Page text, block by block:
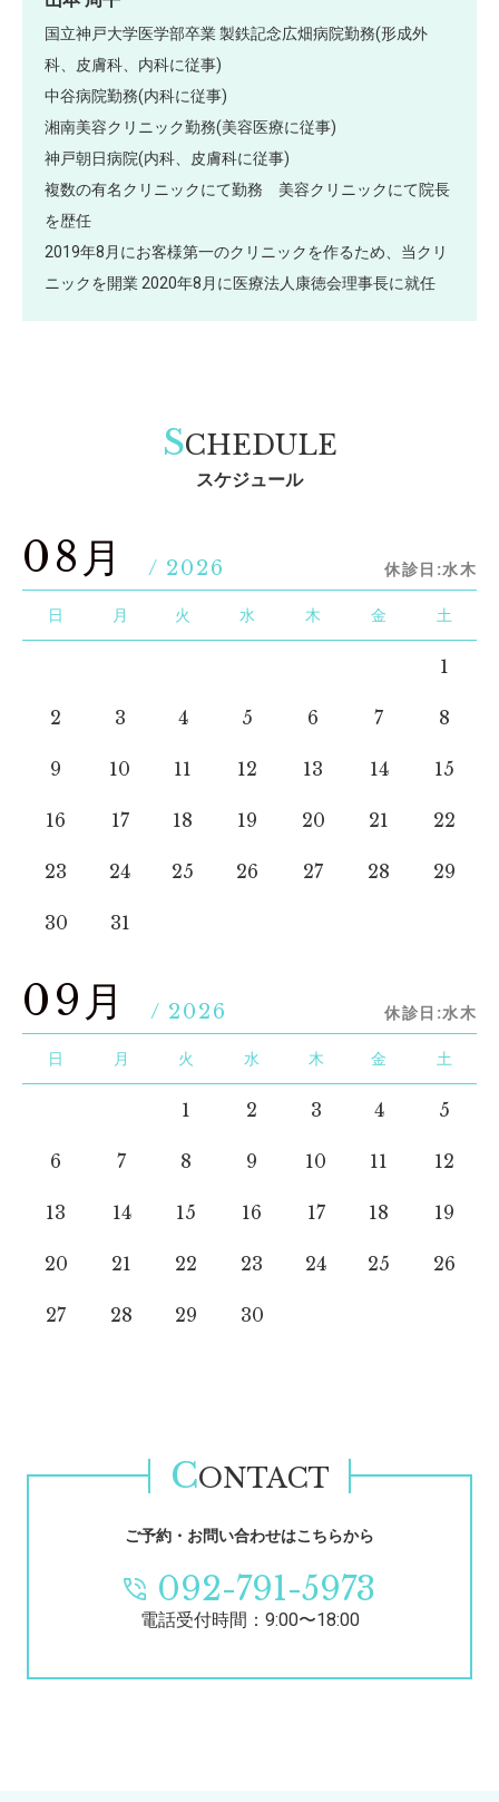
国立神戸大学医学部卒業 製鉄記念広畑病院勤務(形成外
科、皮膚科、内科に従事)
中谷病院勤務(内科に従事)
湘南美容クリニック勤務(美容医療に従事)
神戸朝日病院(内科、皮膚科に従事)
複数の有名クリニックにて勤務 美容クリニックにて院長
を歴任
2019年8月にお客様第一のクリニックを作るため、当クリ
ニックを開業 2020年8月に医療法人康徳会理事長に就任
SCHEDULE
スケジュール
08月 / 2026 休診日:水木
日 月 火 水 木 金 土
1
2 3 4 5 6 7 8
9 10 11 12 13 14 15
16 17 18 19 20 21 22
23 24 25 26 27 28 29
30 31
09月 / 2026 休診日:水木
日 月 火 水 木 金 土
1 2 3 4 5
6 7 8 9 10 11 12
13 14 15 16 17 18 19
20 21 22 23 24 25 26
27 28 29 30
CONTACT
ご予約・お問い合わせはこちらから
092-791-5973
電話受付時間：9:00〜18:00